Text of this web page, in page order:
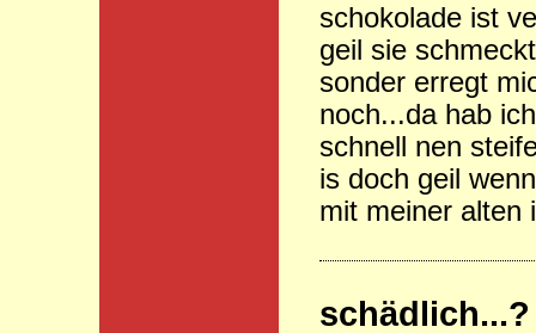
schokolade ist
geil sie
sonder erregt
noch...da hab
schnell nen
is doch geil
mit meiner alten
schädlich...?